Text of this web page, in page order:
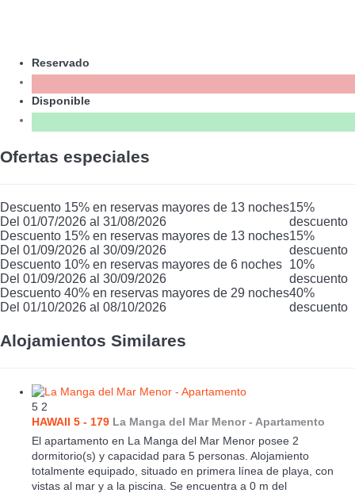
Reservado
Disponible
Ofertas especiales
Descuento 15% en reservas mayores de 13 noches
Del 01/07/2026 al 31/08/2026
15%
descuento
Descuento 15% en reservas mayores de 13 noches
Del 01/09/2026 al 30/09/2026
15%
descuento
Descuento 10% en reservas mayores de 6 noches
Del 01/09/2026 al 30/09/2026
10%
descuento
Descuento 40% en reservas mayores de 29 noches
Del 01/10/2026 al 08/10/2026
40%
descuento
Alojamientos Similares
5 2
HAWAII 5 - 179 La Manga del Mar Menor - Apartamento
El apartamento en La Manga del Mar Menor posee 2
dormitorio(s) y capacidad para 5 personas. Alojamiento
totalmente equipado, situado en primera línea de playa, con
vistas al mar y a la piscina. Se encuentra a 0 m del